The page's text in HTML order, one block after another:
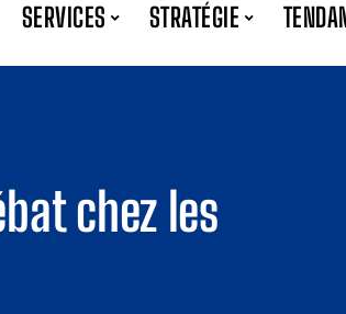
SERVICES STRATÉGIE
chez les